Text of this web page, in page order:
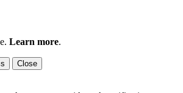
Learn more.
Close